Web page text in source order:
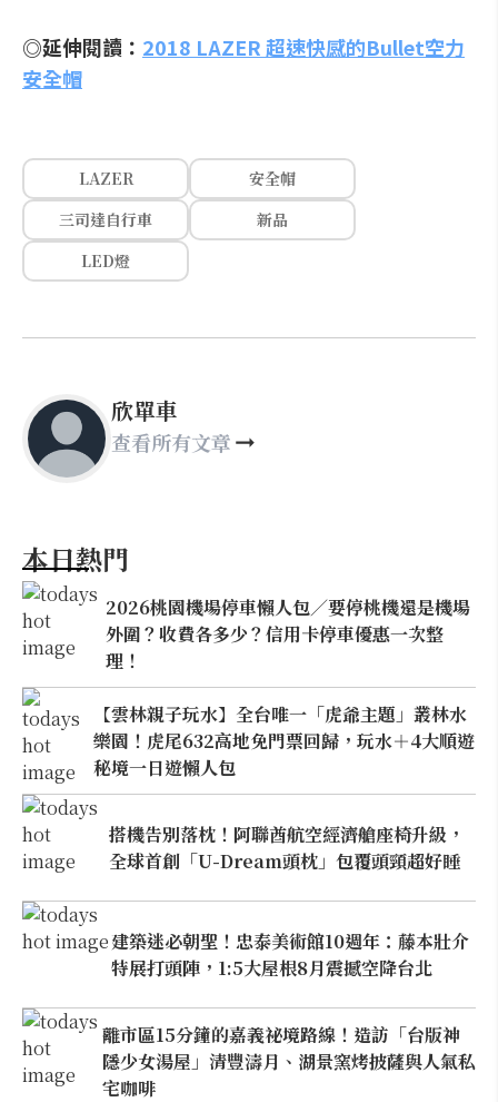
◎延伸閱讀： 2018 LAZER 超速快感的Bullet空力
安全帽
LAZER
安全帽
三司達自行車
新品
LED燈
欣單車
查看所有文章
本日熱門
2026桃園機場停車懶人包／要停桃機還是機場
外圍？收費各多少？信用卡停車優惠一次整
理！
【雲林親子玩水】全台唯一「虎爺主題」叢林水
樂園！虎尾632高地免門票回歸，玩水＋4大順遊
秘境一日遊懶人包
搭機告別落枕！阿聯酋航空經濟艙座椅升級，
全球首創「U-Dream頭枕」包覆頭頸超好睡
建築迷必朝聖！忠泰美術館10週年：藤本壯介
特展打頭陣，1:5大屋根8月震撼空降台北
離市區15分鐘的嘉義祕境路線！造訪「台版神
隱少女湯屋」清豐濤月、湖景窯烤披薩與人氣私
宅咖啡